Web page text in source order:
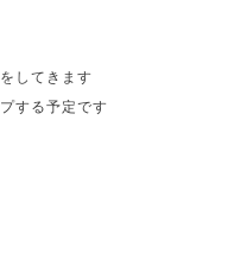
してきます
する予定です